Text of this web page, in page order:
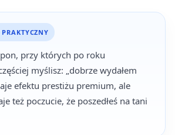
przy których po roku
myślisz: „dobrze wydałem
efektu prestiżu premium, ale
też poczucie, że poszedłeś na tani